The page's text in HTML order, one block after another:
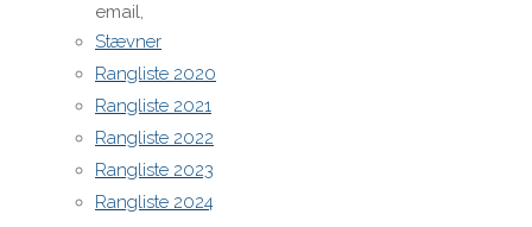
Stævner
Rangliste 2020
Rangliste 2021
Rangliste 2022
Rangliste 2023
Rangliste 2024
email,
and site
URL in my
browser
for next
time I
post a